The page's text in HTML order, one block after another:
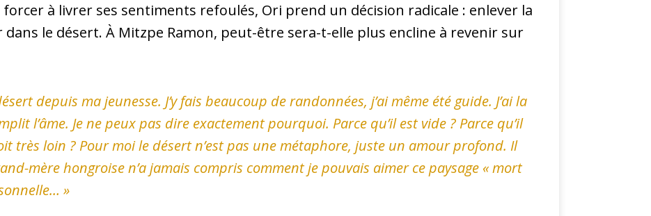
à livrer ses sentiments refoulés, Ori prend un décision radicale : enlever la
dans le désert. À Mitzpe Ramon, peut-être sera-t-elle plus encline à revenir sur
depuis ma jeunesse. J’y fais beaucoup de randonnées, j’ai même été guide. J’ai la
l’âme. Je ne peux pas dire exactement pourquoi. Parce qu’il est vide ? Parce qu’il
très loin ? Pour moi le désert n’est pas une métaphore, juste un amour profond. Il
mère hongroise n’a jamais compris comment je pouvais aimer ce paysage « mort
… »